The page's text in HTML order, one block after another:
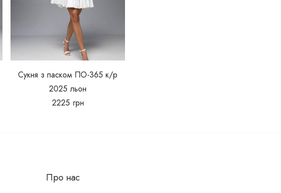
Сукня з паском ПО-365 к/р
2025 льон
2225 грн
Про нас